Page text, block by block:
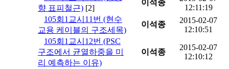
향 표피철근) [2]
이석종
12:11:19
105회1교시11번 (현수
교용 케이블의 구조세목)
이석종
2015-02-07
12:10:51
105회1교시12번 (PSC
구조에서 균열하중을 미
리 예측하는 이유)
이석종
2015-02-07
12:10:12